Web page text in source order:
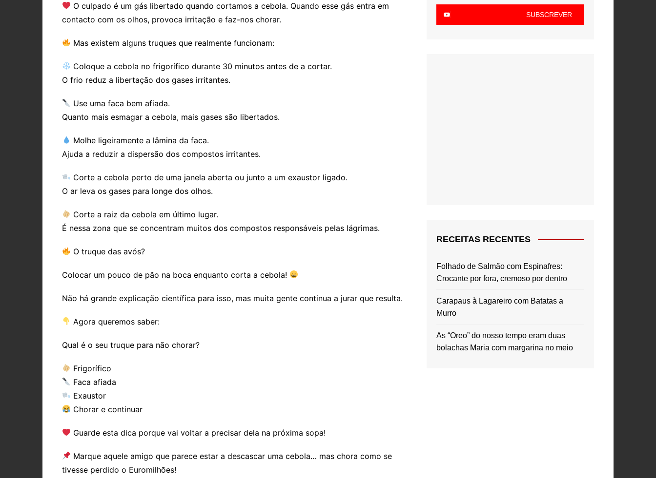
O culpado é um gás libertado quando cortamos a cebola. Quando esse gás entra em
contacto com os olhos, provoca irritação e faz-nos chorar.
Mas existem alguns truques que realmente funcionam:
Coloque a cebola no frigorífico durante 30 minutos antes de a cortar.
O frio reduz a libertação dos gases irritantes.
Use uma faca bem afiada.
Quanto mais esmagar a cebola, mais gases são libertados.
Molhe ligeiramente a lâmina da faca.
Ajuda a reduzir a dispersão dos compostos irritantes.
Corte a cebola perto de uma janela aberta ou junto a um exaustor ligado.
O ar leva os gases para longe dos olhos.
Corte a raiz da cebola em último lugar.
É nessa zona que se concentram muitos dos compostos responsáveis pelas lágrimas.
O truque das avós?
Colocar um pouco de pão na boca enquanto corta a cebola!
Não há grande explicação científica para isso, mas muita gente continua a jurar que resulta.
Agora queremos saber:
Qual é o seu truque para não chorar?
Frigorífico
Faca afiada
Exaustor
Chorar e continuar
Guarde esta dica porque vai voltar a precisar dela na próxima sopa!
Marque aquele amigo que parece estar a descascar uma cebola… mas chora como se
tivesse perdido o Euromilhões!
SUBSCREVER
RECEITAS RECENTES
Folhado de Salmão com Espinafres:
Crocante por fora, cremoso por dentro
Carapaus à Lagareiro com Batatas a
Murro
As “Oreo” do nosso tempo eram duas
bolachas Maria com margarina no meio